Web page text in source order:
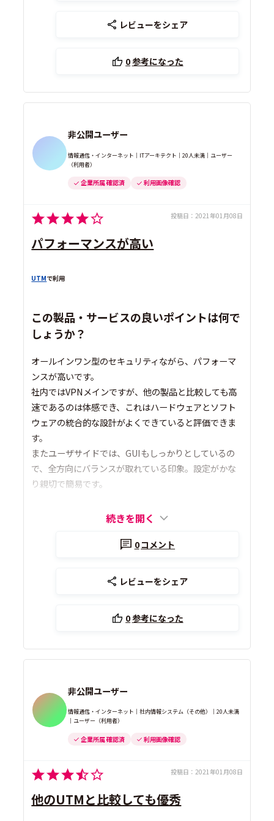
レビューをシェア
0参考になった
非公開ユーザー
情報通信・インターネット｜ITアーキテクト｜20人未満｜ユーザー
（利用者）
企業所属 確認済 利用画像確認
投稿日： 2021年01月08日
パフォーマンスが高い
UTMで利用
この製品・サービスの良いポイントは何で
しょうか？
オールインワン型のセキュリティながら、パフォーマ
ンスが高いです。
社内ではVPNメインですが、他の製品と比較しても高
速であるのは体感でき、これはハードウェアとソフト
ウェアの統合的な設計がよくできていると評価できま
す。
またユーザサイドでは、GUIもしっかりとしているの
で、全方向にバランスが取れている印象。設定がかな
り親切で簡易です。
続きを開く
0コメント
レビューをシェア
0参考になった
非公開ユーザー
情報通信・インターネット｜社内情報システム（その他）｜20人未満
｜ユーザー（利用者）
企業所属 確認済 利用画像確認
投稿日： 2021年01月08日
他のUTMと比較しても優秀